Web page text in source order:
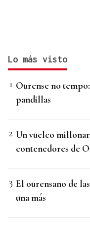
Lo más visto
Ourense no
pandillas
Un vuelco
contenedores de
El ourensano de
una más